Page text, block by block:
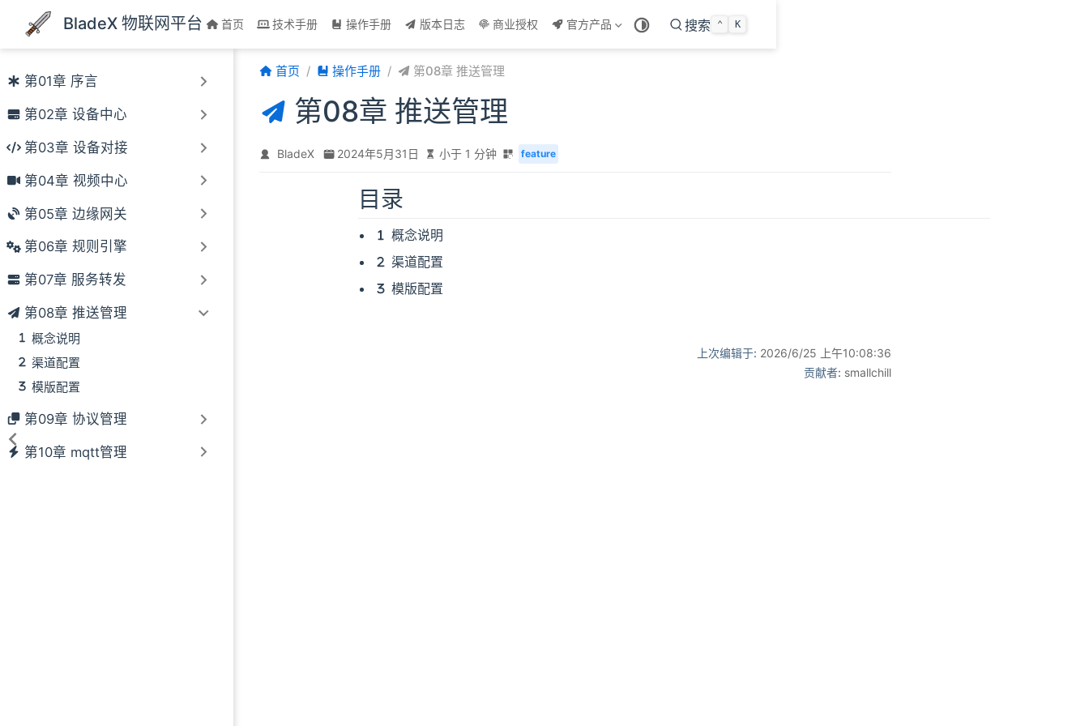
跳至主要內容
BladeX 物联网平台 首页 技术手册 操作手册 版本日志 商业授权 官方产品 搜索 ⌃ K
第01章 序言
第02章 设备中心
第03章 设备对接
第04章 视频中心
第05章 边缘网关
第06章 规则引擎
第07章 服务转发
第08章 推送管理
概念说明
渠道配置
模版配置
第09章 协议管理
第10章 mqtt管理
首页 操作手册 第08章 推送管理
第08章 推送管理
BladeX 2024年5月31日 小于 1 分钟 feature
目录
概念说明
渠道配置
模版配置
上次编辑于: 2026/6/25 上午10:08:36
贡献者: smallchill